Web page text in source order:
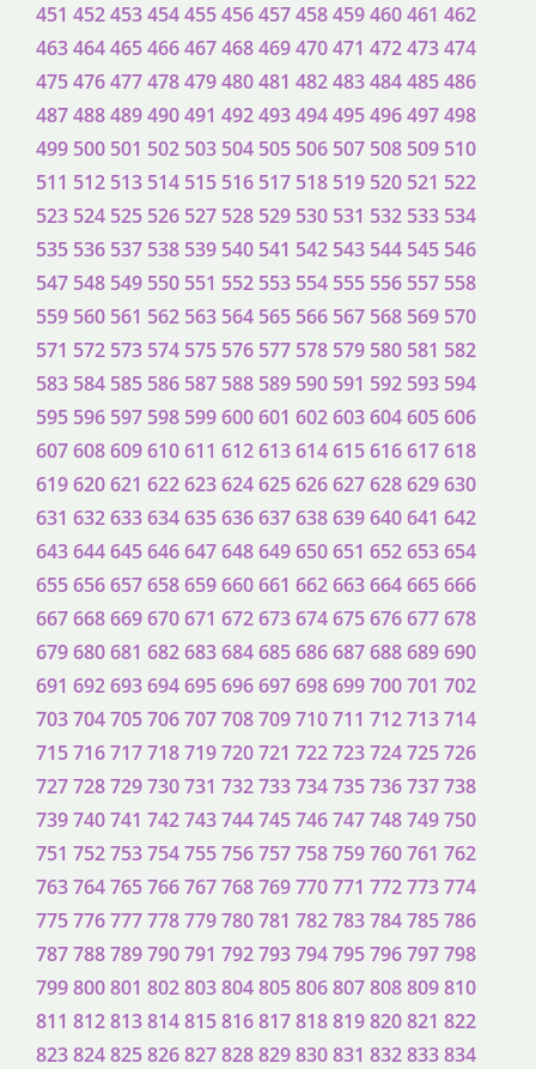
451 452453454455456457458459460461 462
463464465466467468469470471 472473474
475476477478479480481 482483484485486
487488489490491 492493494495496497498
499 500 501 502 503 504 505 506 507 508 509 510
511 512 513 514 515 516 517 518 519 520 521 522
523 524 525 526 527 528 529 530 531 532 533 534
535 536 537 538 539 540 541 542 543 544 545 546
547 548 549 550 551 552 553 554 555 556 557 558
559 560 561 562 563 564 565 566 567 568 569 570
571 572 573 574 575 576 577 578 579 580 581 582
583 584 585 586 587 588 589 590 591 592 593 594
595 596 597 598 599600601 602603604605606
607608609610611 612613614615616617618
619620621 622623624625626627628629630
631 632633634635636637638639640641 642
643644645646647648649650651 652653654
655656657658659660661 662663664665666
667668669670671 672673674675676677678
679680681 682683684685686687688689690
691 692693694695696697698699700701 702
703704705706707708709710711 712713714
715716717718719720721 722723724725726
727728729730731 732733734735736737738
739740741 742743744745746747748749750
751 752753754755756757758759760761 762
763764765766767768769770771 772773774
775776777778779780781 782783784785786
787788789790791 792793794795796797798
799800801 802803804805806807808809810
811 812813814815816817818819820821 822
823824825826827828829830831 832833834